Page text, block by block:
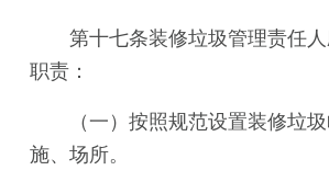
第十七条装修垃圾管理责任
职责：
（一）按照规范设置装修垃
施、场所。